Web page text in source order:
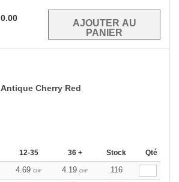
0.00
Antique Cherry Red
12-35 36 + Stock Qté
4.69 CHF 4.19 CHF
116